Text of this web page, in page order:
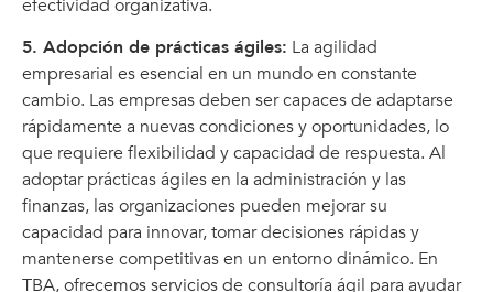
efectividad organizativa.
5. Adopción de prácticas ágiles: La agilidad
empresarial es esencial en un mundo en constante
cambio. Las empresas deben ser capaces de adaptarse
rápidamente a nuevas condiciones y oportunidades, lo
que requiere flexibilidad y capacidad de respuesta. Al
adoptar prácticas ágiles en la administración y las
finanzas, las organizaciones pueden mejorar su
capacidad para innovar, tomar decisiones rápidas y
mantenerse competitivas en un entorno dinámico. En
TBA, ofrecemos servicios de consultoría ágil para ayudar